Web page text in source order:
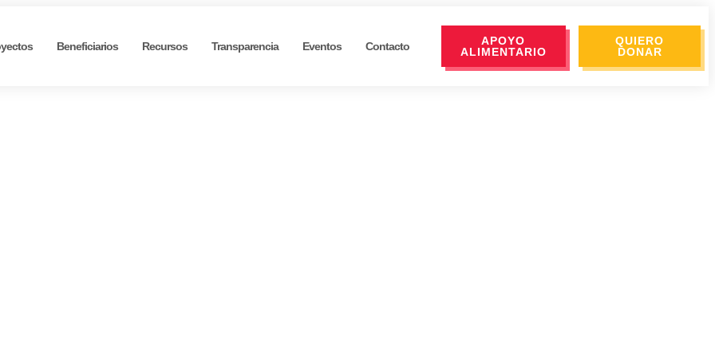
Beneficiarios Recursos Transparencia Eventos Contacto
APOYO
ALIMENTARIO
QUIERO
DONAR